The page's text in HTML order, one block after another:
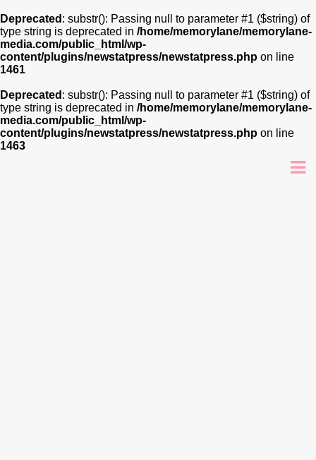
Deprecated : substr(): Passing null to parameter #1 ($string) of
type string is deprecated in /home/memorylane/memorylane-
media.com/public_html/wp-
content/plugins/newstatpress/newstatpress.php on line
1461
Deprecated : substr(): Passing null to parameter #1 ($string) of
type string is deprecated in /home/memorylane/memorylane-
media.com/public_html/wp-
content/plugins/newstatpress/newstatpress.php on line
1463